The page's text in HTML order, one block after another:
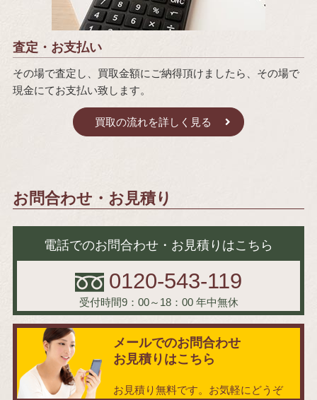
査定・お支払い
その場で査定し、買取金額にご納得頂けましたら、その場で
現金にてお支払い致します。
買取の流れを詳しく見る
お問合わせ・お見積り
電話でのお問合わせ・お見積りはこちら
0120-543-119
受付時間9：00～18：00 年中無休
メールでのお問合わせ
お見積りはこちら
お見積り無料です。お気軽にどうぞ